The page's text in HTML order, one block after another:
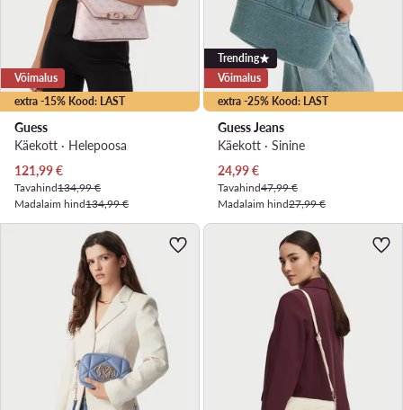
extra -15% Kood: LAST
Võimalus
Guess
Käekott · Heleроosa
Praegune hind
121,99€
Tavahind134,99 €
Madalaim hind134,99 €
extra -25% Kood: LAST
Trending
Võimalus
Guess Jeans
Käekott · Sinine
Praegune hind
24,99€
Tavahind47,99 €
Madalaim hind27,99 €